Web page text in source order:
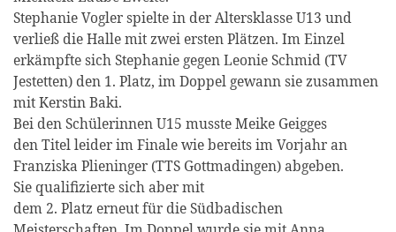
Stephanie Vogler spielte in der Altersklasse U13 und
verließ die Halle mit zwei ersten Plätzen. Im Einzel
erkämpfte sich Stephanie gegen Leonie Schmid (TV
Jestetten) den 1. Platz, im Doppel gewann sie zusammen
mit Kerstin Baki.
Bei den Schülerinnen U15 musste Meike Geigges
den Titel leider im Finale wie bereits im Vorjahr an
Franziska Plieninger (TTS Gottmadingen) abgeben.
Sie qualifizierte sich aber mit
dem 2. Platz erneut für die Südbadischen